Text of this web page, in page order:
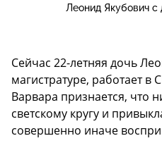
Леонид Якубович
Сейчас 22-летняя дочь
магистратуре, работает
Варвара признается, что
светскому кругу и
совершенно иначе